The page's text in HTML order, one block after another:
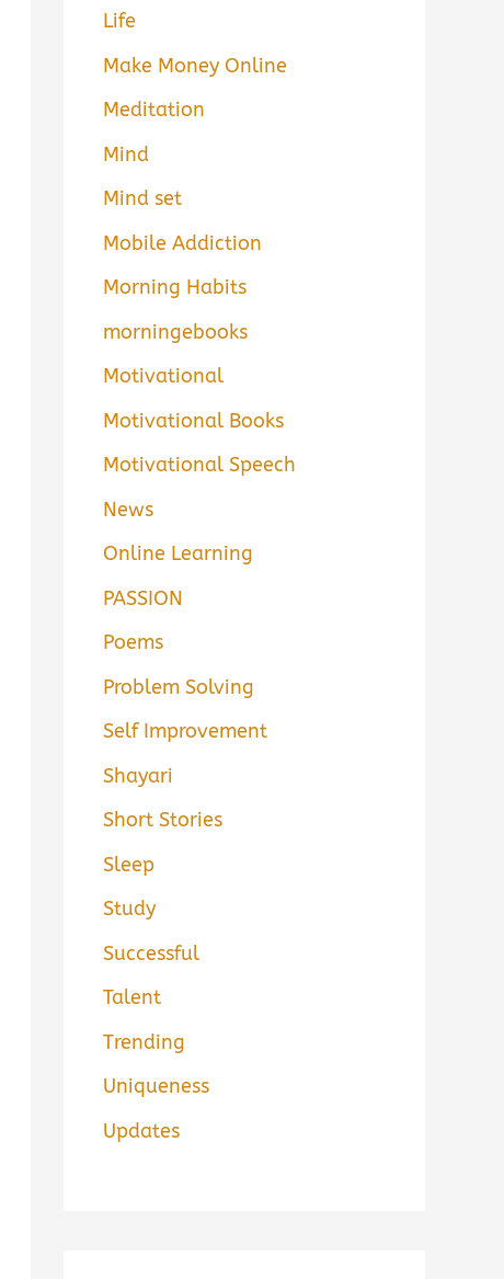
Life
Make Money Online
Meditation
Mind
Mind set
Mobile Addiction
Morning Habits
morningebooks
Motivational
Motivational Books
Motivational Speech
News
Online Learning
PASSION
Poems
Problem Solving
Self Improvement
Shayari
Short Stories
Sleep
Study
Successful
Talent
Trending
Uniqueness
Updates